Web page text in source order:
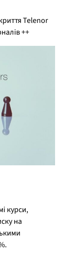
Telenor
++
курси,
на